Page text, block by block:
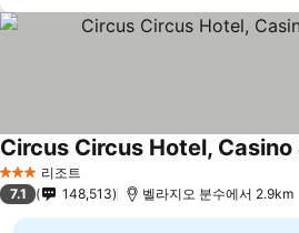
3 성급 리조트
Circus Circus Hotel, Casino
7.1 148,513 벨라지오 분수에서 2.9km